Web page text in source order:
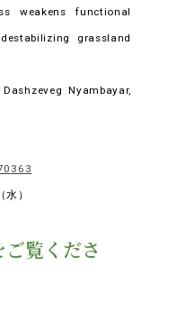
ー
ステム
weakens functional
grassland
Nyambayar,
）
覧くださ